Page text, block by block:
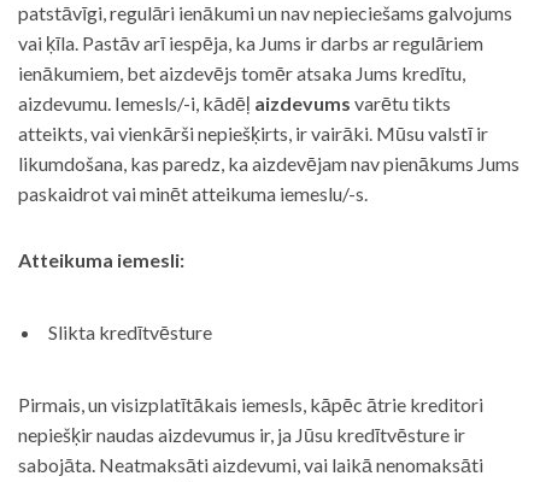
patstāvīgi, regulāri ienākumi un nav nepieciešams galvojums
vai ķīla. Pastāv arī iespēja, ka Jums ir darbs ar regulāriem
ienākumiem, bet aizdevējs tomēr atsaka Jums kredītu,
aizdevumu. Iemesls/-i, kādēļ aizdevums varētu tikts
atteikts, vai vienkārši nepiešķirts, ir vairāki. Mūsu valstī ir
likumdošana, kas paredz, ka aizdevējam nav pienākums Jums
paskaidrot vai minēt atteikuma iemeslu/-s.
Atteikuma iemesli:
Slikta kredītvēsture
Pirmais, un visizplatītākais iemesls, kāpēc ātrie kreditori
nepiešķir naudas aizdevumus ir, ja Jūsu kredītvēsture ir
sabojāta. Neatmaksāti aizdevumi, vai laikā nenomaksāti